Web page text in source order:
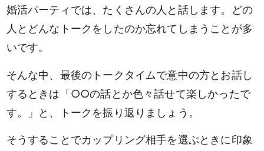
婚活パーティでは、たくさんの人と話します。どの
人とどんなトークをしたのか忘れてしまうことが多
いです。
そんな中、最後のトークタイムで意中の方とお話し
するときは「○○の話とか色々話せて楽しかったで
す。」と、トークを振り返りましょう。
そうすることでカップリング相手を選ぶときに印象